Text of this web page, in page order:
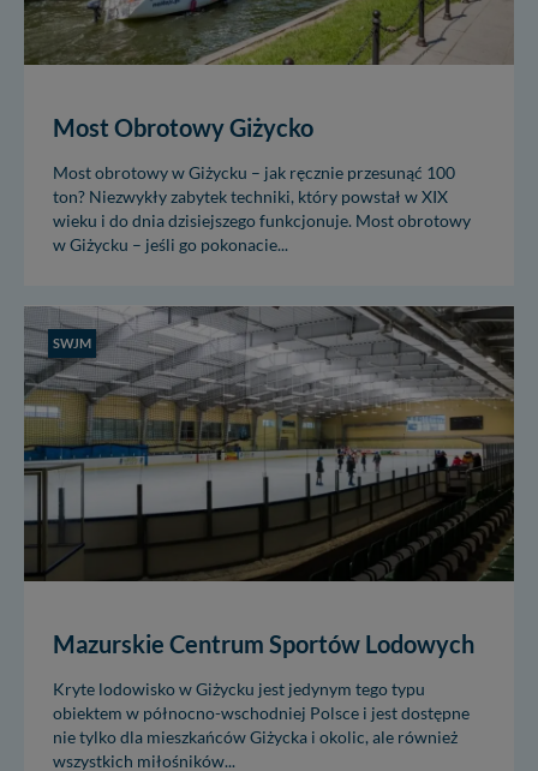
Most Obrotowy Giżycko
Most obrotowy w Giżycku – jak ręcznie przesunąć 100
ton? Niezwykły zabytek techniki, który powstał w XIX
wieku i do dnia dzisiejszego funkcjonuje. Most obrotowy
w Giżycku – jeśli go pokonacie...
SWJM
Mazurskie Centrum Sportów Lodowych
Kryte lodowisko w Giżycku jest jedynym tego typu
obiektem w północno-wschodniej Polsce i jest dostępne
nie tylko dla mieszkańców Giżycka i okolic, ale również
wszystkich miłośników...